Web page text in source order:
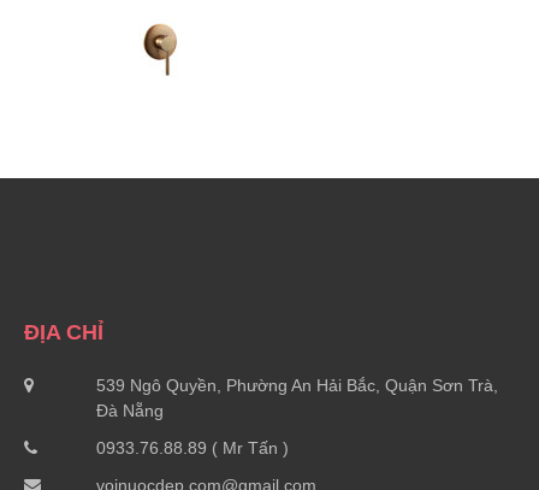
ĐỊA CHỈ
539 Ngô Quyền, Phường An Hải Bắc, Quận Sơn Trà,
Đà Nẵng
0933.76.88.89 ( Mr Tấn )
voinuocdep.com@gmail.com